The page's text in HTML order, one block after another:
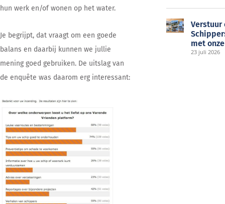
hun werk en/of wonen op het water.
Je begrijpt, dat vraagt om een goede
balans en daarbij kunnen we jullie
mening goed gebruiken. De uitslag van
de enquête was daarom erg interessant:
Verstuur
met
23 juli 2026